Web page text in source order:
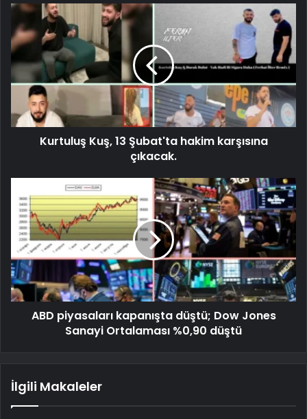
Kurtuluş Kuş, 13 Şubat'ta hakim karşısına
çıkacak.
ABD piyasaları kapanışta düştü; Dow Jones
Sanayi Ortalaması %0,90 düştü
İlgili Makaleler